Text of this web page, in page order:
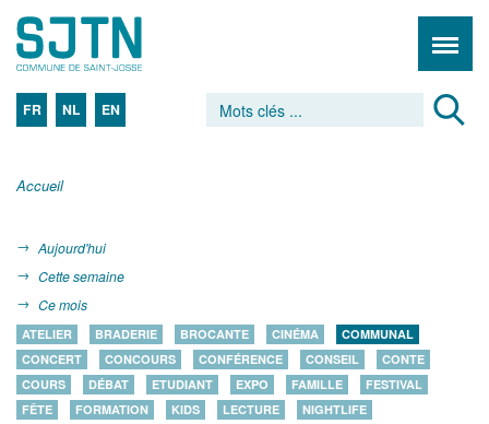
FR NL EN
Accueil
Aujourd'hui
Cette semaine
Ce mois
ATELIER BRADERIE BROCANTE CINÉMA
COMMUNAL
CONCERT
CONCOURS CONFÉRENCE CONSEIL
CONTE
COURS
DÉBAT ETUDIANT EXPO FAMILLE
FESTIVAL
FÊTE
FORMATION KIDS LECTURE
NIGHTLIFE